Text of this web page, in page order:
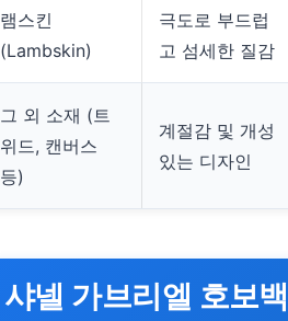
램스킨
(Lambskin)
극도로 부드럽
고 섬세한 질감
그 외 소재 (트
위드, 캔버스
등)
계절감 및 개성
있는 디자인
샤넬 가브리엘 호보